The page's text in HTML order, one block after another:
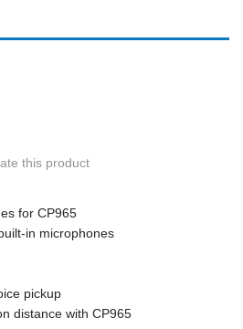
this product
for CP965
in microphones
pickup
distance with CP965